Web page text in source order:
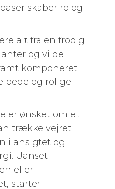
skaber ro og
alt fra en frodig
og vilde
komponeret
bede og rolige
er ønsket om et
trække vejret
i ansigtet og
Uanset
eller
starter